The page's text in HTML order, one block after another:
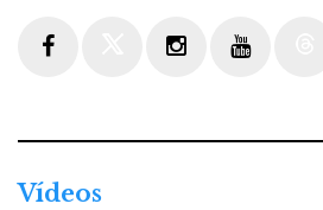
Vídeos